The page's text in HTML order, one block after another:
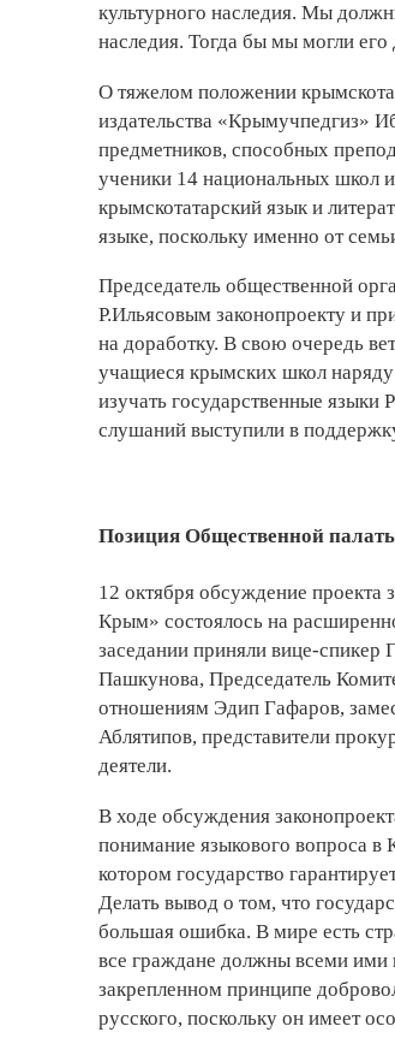
культурного наследия. Мы
наследия. Тогда бы мы могли
О тяжелом положении
издательства «Крымучпедгиз»
предметников, способных
ученики 14 национальных школ
крымскотатарский язык и
языке, поскольку именно от
Председатель общественной
Р.Ильясовым законопроекту и
на доработку. В свою очередь
учащиеся крымских школ
изучать государственные
слушаний выступили в
Позиция Общественной
12 октября обсуждение проекта
Крым» состоялось на
заседании приняли вице-спикер
Пашкунова, Председатель
отношениям Эдип Гафаров,
Аблятипов, представители
деятели.
В ходе обсуждения
понимание языкового вопроса в
котором государство
Делать вывод о том, что
большая ошибка. В мире есть
все граждане должны всеми ими
закрепленном принципе
русского, поскольку он имеет